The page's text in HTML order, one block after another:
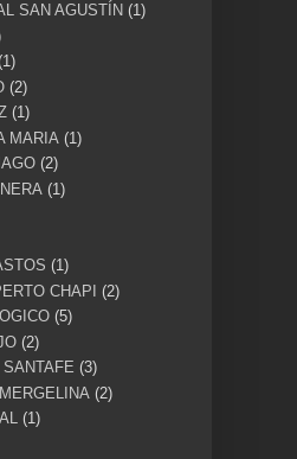
SAN AGUSTÍN (1)
(2)
(1)
MARIA (1)
(2)
(1)
(1)
CHAPI
(2)
(5)
(2)
(3)
(2)
(1)